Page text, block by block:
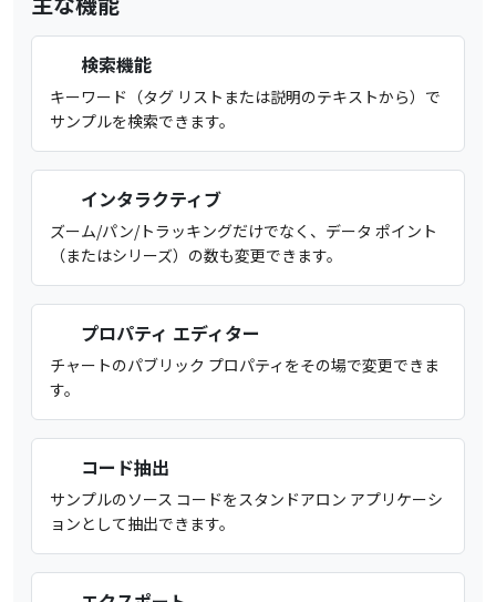
検索機能
キーワード（タグ リストまたは説明のテキストから）で
サンプルを検索できます。
インタラクティブ
ズーム/パン/トラッキングだけでなく、データ ポイント
（またはシリーズ）の数も変更できます。
プロパティ エディター
チャートのパブリック プロパティをその場で変更できま
す。
コード抽出
サンプルのソース コードをスタンドアロン アプリケーシ
ョンとして抽出できます。